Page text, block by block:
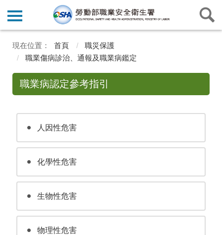
首頁
職災保護
職業傷病診治、通報及職業病鑑定
職業病認定參考指引
人因性危害
化學性危害
生物性危害
物理性危害